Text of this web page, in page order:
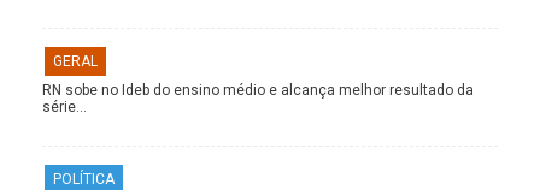
GERAL
RN sobe no Ideb do ensino médio e alcança melhor resultado da
série…
POLÍTICA